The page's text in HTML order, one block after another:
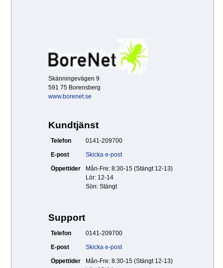
Skänningevägen 9
591 75 Borensberg
www.borenet.se
Kundtjänst
Telefon
0141-209700
E-post
Skicka e-post
Öppettider
Mån-Fre: 8:30-15 (Stängt 12-13)
Lör: 12-14
Sön: Stängt
Support
Telefon
0141-209700
E-post
Skicka e-post
Öppettider
Mån-Fre: 8:30-15 (Stängt 12-13)